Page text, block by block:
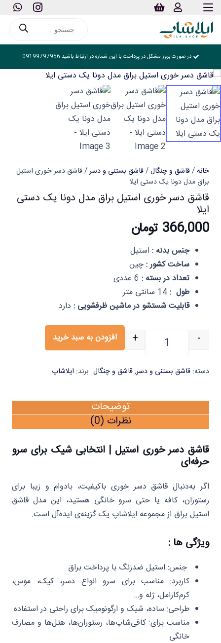
search
در صورت بروز مشکل در پرداخت با این شماره در ارتباط باشید 09199797956
خانه/قاشق و چنگال/قاشق بستنی و دسر/ قاشق دسر خوری استیل
براق مدل دونا یک دستی ایلا
قاشق دسر خوری استیل براق مدل دونا یک دستی
ایلا
366,000 تومان
جنس بدنه : استیل
ساخت کشور :چین
تعداد در بسته :
طول :
قابلیت شستشو در ماشین ظرفشویی : دارد
قاشق دسر خوری استیل براق مدل دونا یک دستی -
+ افزودن به سبد خرید
دسته: قاشق بستنی و دسر,قاشق و چنگال برند: ایلاشاپ
توضیحات
نظرات (0)
قاشق دسر خوری استیل | انتخابی شیک برای سرو
حرفه‌ای
اگر به‌دنبال قاشق دسر خوری باکیفیت، بادوام و زیبا برای
رستوران، کافه یا حتی سرو خانگی هستید، این مدل قاشق
استیل براق از مجموعه ایلاشاپ یک گزینه‌ی ایده‌آل است.
ویژگی ها :
جنس: استیل ضدزنگ با پرداخت براق
کاربرد: مناسب برای سرو انواع دسر، کیک، موس،
کرم‌کارامل، ژله و…
طراحی: ساده، شیک و ارگونومیک برای راحتی در استفاده
مناسب برای: کافی‌شاپ‌ها، رستوران‌ها، هتل‌ها و مصارف
خانگی